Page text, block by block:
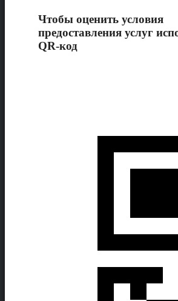
Чтобы оценить условия
предоставления услуг
QR-код